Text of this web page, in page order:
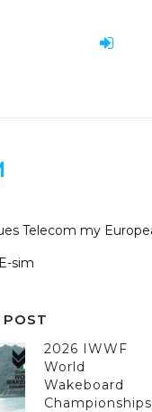
sim
POST
2026 IWWF
World
Wakeboard
Championships